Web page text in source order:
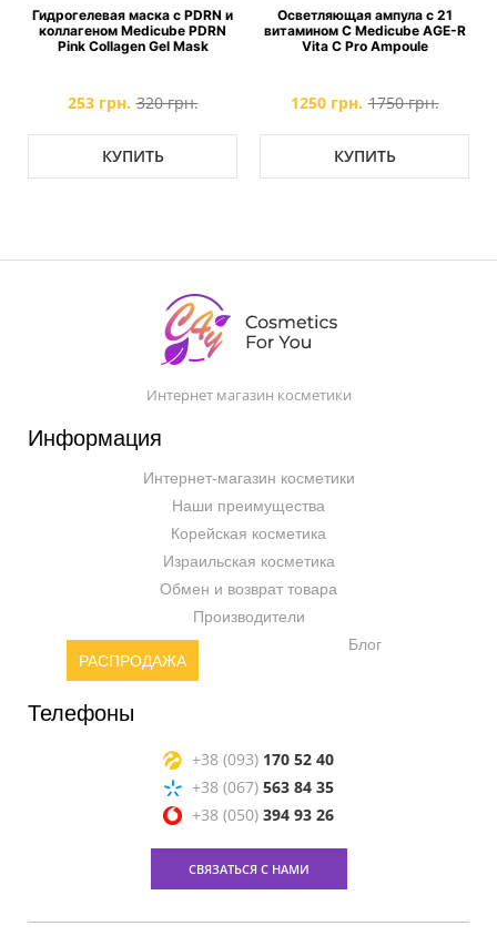
Гидрогелевая маска с PDRN и
коллагеном Medicube PDRN
Pink Collagen Gel Mask
253 грн. 320 грн.
КУПИТЬ
Осветляющая ампула с 21
витамином C Medicube AGE-R
Vita C Pro Ampoule
1250 грн. 1750 грн.
КУПИТЬ
Интернет магазин косметики
Информация
Интернет-магазин косметики
Наши преимущества
Корейская косметика
Израильская косметика
Обмен и возврат товара
Производители
РАСПРОДАЖА
Блог
Телефоны
+38 (093) 170 52 40
+38 (067) 563 84 35
+38 (050) 394 93 26
СВЯЗАТЬСЯ С НАМИ